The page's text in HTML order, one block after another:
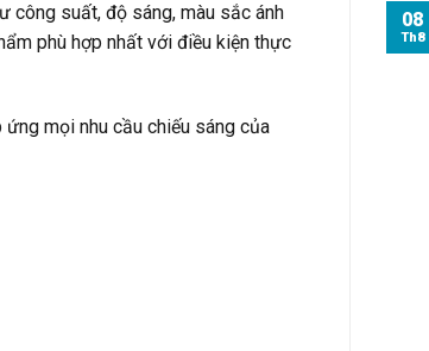
công suất, độ sáng, màu sắc ánh
phù hợp nhất với điều kiện thực
mọi nhu cầu chiếu sáng của
08
Th8